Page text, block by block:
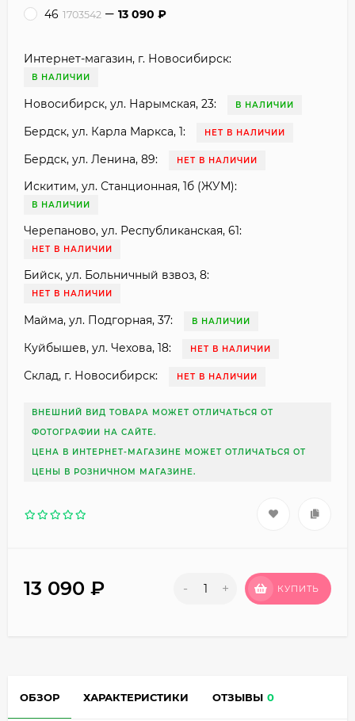
46 1703542 13 090 ₽
Интернет-магазин, г. Новосибирск:
В НАЛИЧИИ
Новосибирск, ул. Нарымская, 23: В НАЛИЧИИ
Бердск, ул. Карла Маркса, 1: НЕТ В НАЛИЧИИ
Бердск, ул. Ленина, 89: НЕТ В НАЛИЧИИ
Искитим, ул. Станционная, 1б (ЖУМ):
В НАЛИЧИИ
Черепаново, ул. Республиканская, 61:
НЕТ В НАЛИЧИИ
Бийск, ул. Больничный взвоз, 8:
НЕТ В НАЛИЧИИ
Майма, ул. Подгорная, 37: В НАЛИЧИИ
Куйбышев, ул. Чехова, 18: НЕТ В НАЛИЧИИ
Склад, г. Новосибирск: НЕТ В НАЛИЧИИ
ВНЕШНИЙ ВИД ТОВАРА МОЖЕТ ОТЛИЧАТЬСЯ ОТ
ФОТОГРАФИИ НА САЙТЕ.
ЦЕНА В ИНТЕРНЕТ-МАГАЗИНЕ МОЖЕТ ОТЛИЧАТЬСЯ ОТ
ЦЕНЫ В РОЗНИЧНОМ МАГАЗИНЕ.
13 090 ₽ - + КУПИТЬ
ОБЗОР ХАРАКТЕРИСТИКИ ОТЗЫВЫ 0